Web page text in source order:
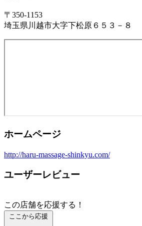
〒350-1153
埼玉県川越市大字下松原６５３－８
ホームページ
http://haru-massage-shinkyu.com/
ユーザーレビュー
この店舗を応援する！
ここから応援